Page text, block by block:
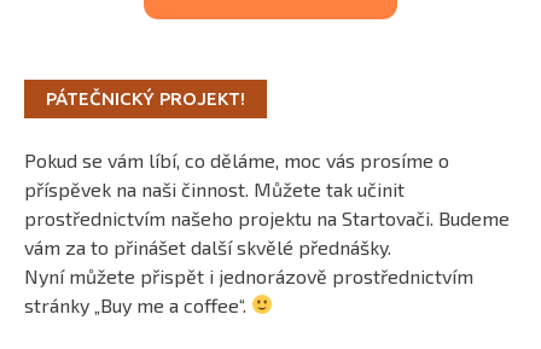
PÁTEČNICKÝ PROJEKT!
Pokud se vám líbí, co děláme, moc vás prosíme o
příspěvek na naši činnost. Můžete tak učinit
prostřednictvím našeho projektu na Startovači. Budeme
vám za to přinášet další skvělé přednášky.
Nyní můžete přispět i jednorázově prostřednictvím
stránky „Buy me a coffee“.